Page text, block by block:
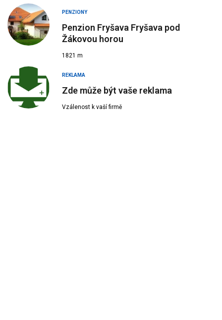
PENZIONY
Penzion Fryšava Fryšava pod
Žákovou horou
1821 m
REKLAMA
Zde může být vaše reklama
Vzálenost k vaší firmě